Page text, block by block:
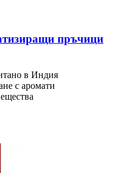
пръчици
в Индия
с аромати